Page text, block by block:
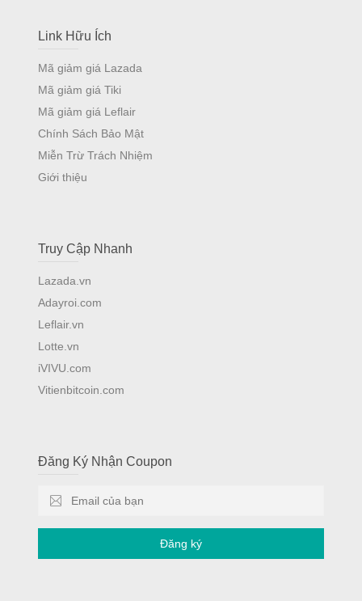
Link Hữu Ích
Mã giảm giá Lazada
Mã giảm giá Tiki
Mã giảm giá Leflair
Chính Sách Bảo Mật
Miễn Trừ Trách Nhiệm
Giới thiệu
Truy Cập Nhanh
Lazada.vn
Adayroi.com
Leflair.vn
Lotte.vn
iVIVU.com
Vitienbitcoin.com
Đăng Ký Nhận Coupon
Đăng ký